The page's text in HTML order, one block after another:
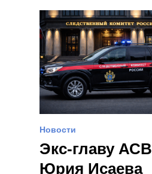
Новости
Экс-главу АСВ
Юрия Исаева